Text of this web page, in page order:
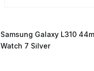
Samsung Galaxy L310
Watch 7 Silver